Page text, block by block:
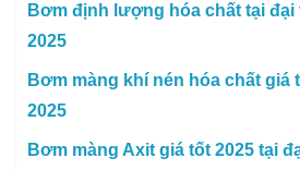
Bơm định lượng hóa chất tại đại
2025
Bơm màng khí nén hóa chất giá
2025
Bơm màng Axit giá tốt 2025 tại